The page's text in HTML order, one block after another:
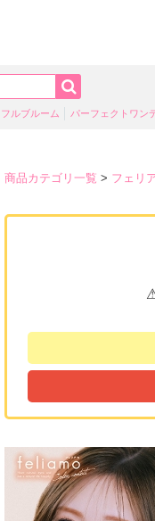
フルブルーム パーフェクトワン
商品カテゴリ一覧 > フェリ